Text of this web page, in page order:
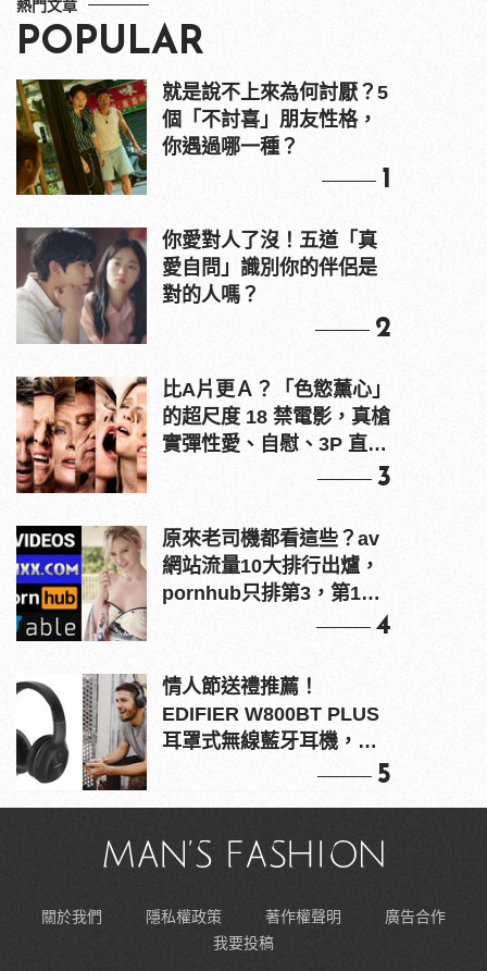
熱門文章
POPULAR
就是說不上來為何討厭？5
個「不討喜」朋友性格，
你遇過哪一種？
1
你愛對人了沒！五道「真
愛自問」識別你的伴侶是
對的人嗎？
2
比A片更Ａ？「色慾薰心」
的超尺度 18 禁電影，真槍
實彈性愛、自慰、3P 直接
3
原來老司機都看這些？av
網站流量10大排行出爐，
pornhub只排第3，第1名
4
情人節送禮推薦！
EDIFIER W800BT PLUS
耳罩式無線藍牙耳機，在
5
關於我們 隱私權政策 著作權聲明
廣告合作
我要投稿